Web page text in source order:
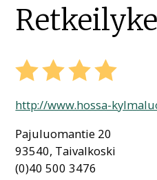
http://www.hossa-
Pajuluomantie 20
93540, Taivalkoski
(0)40 500 3476